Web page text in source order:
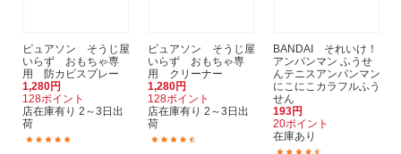
ピュアソン そうじ屋
いらず おもちゃ専
用 防カビスプレー
1,280円
128ポイント
店在庫有り 2～3日出
荷
ピュアソン そうじ屋
いらず おもちゃ専
用 クリーナー
1,280円
128ポイント
店在庫有り 2～3日出
荷
BANDAI それいけ！
アンパンマン ふうせ
んテニスアンパンマン
にこにこカラフルふう
せん
193円
20ポイント
在庫あり